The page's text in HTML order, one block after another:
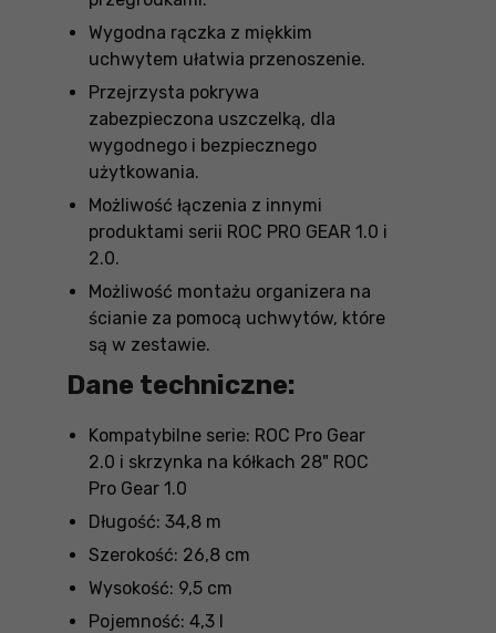
Wygodna rączka z miękkim
uchwytem ułatwia przenoszenie.
Przejrzysta pokrywa
zabezpieczona uszczelką, dla
wygodnego i bezpiecznego
użytkowania.
Możliwość łączenia z innymi
produktami serii ROC PRO GEAR 1.0 i
2.0.
Możliwość montażu organizera na
ścianie za pomocą uchwytów, które
są w zestawie.
Dane techniczne:
Kompatybilne serie: ROC Pro Gear
2.0 i skrzynka na kółkach 28" ROC
Pro Gear 1.0
Długość: 34,8 m
Szerokość: 26,8 cm
Wysokość: 9,5 cm
Pojemność: 4,3 l